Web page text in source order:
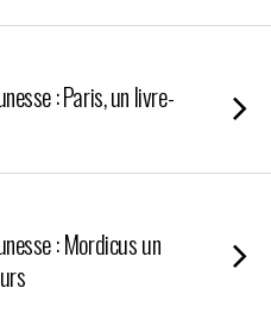
: Paris, un livre-
: Mordicus un